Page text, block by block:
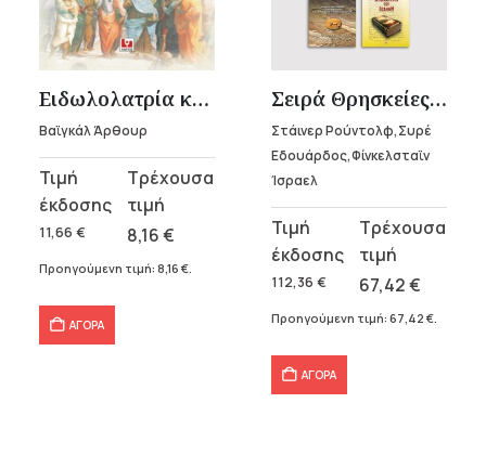
Ειδωλολατρία και χριστιανισμός
Βαϊγκάλ Άρθουρ
11,66 €
Original
price
was:
11,66 €.
8,16€
Η
τρέχουσα
τιμή
Προηγούμενη τιμή: 8,16 €
ΑΓΟΡΑ
Σειρά Θρησκείες του Κόσμου (6 τόμοι)
Στάινερ Ρούντολφ,Συρέ
Εδουάρδος,Φίνκελσταϊν
Ίσραελ
112,36 €
Original
price
was:
112,36 €.
67,42€
Η
τρέχουσα
τιμή
Προηγούμενη τιμή: 67,42 €
ΑΓΟΡΑ